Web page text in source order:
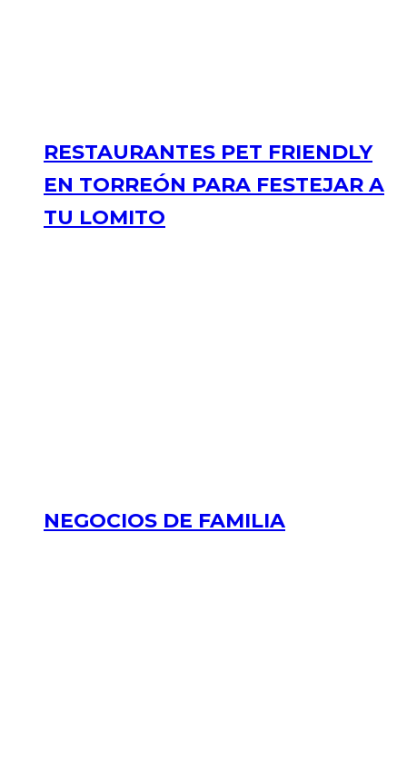
RESTAURANTES PET FRIENDLY
EN TORREÓN PARA FESTEJAR A
TU LOMITO
NEGOCIOS DE FAMILIA